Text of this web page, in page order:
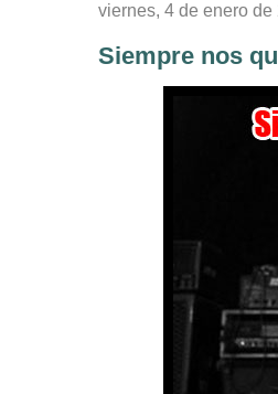
viernes, 4 de enero de
Siempre nos